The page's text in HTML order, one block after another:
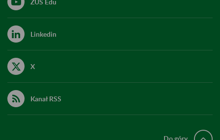
ZUS Edu
Linkedin
X
Kanał RSS